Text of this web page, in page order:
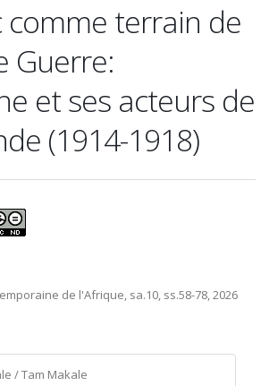
comme terrain de
Guerre:
et ses acteurs de
(1914-1918)
de l'Afrique, sa.10, ss.58-78, 2026
/ Tam Makale